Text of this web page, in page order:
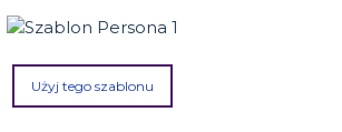
Użyj tego szablonu